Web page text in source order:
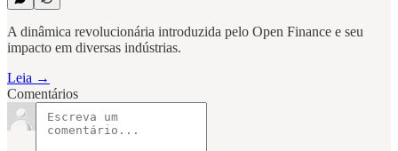
A dinâmica revolucionária introduzida pelo Open Finance e seu
impacto em diversas indústrias.
Leia →
Comentários